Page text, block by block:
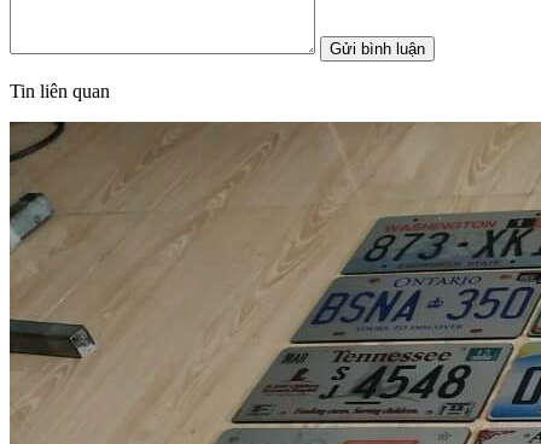
Gửi bình luận
Tin liên quan